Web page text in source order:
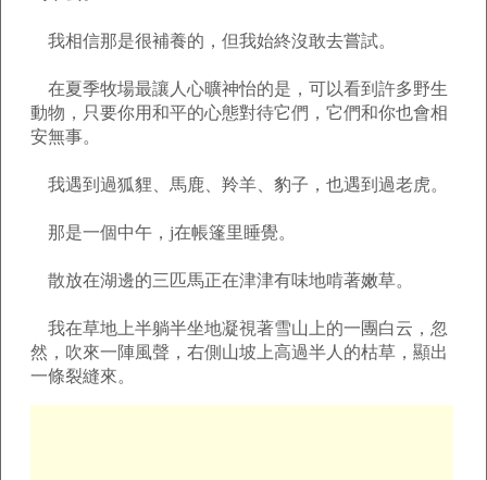
我相信那是很補養的，但我始終沒敢去嘗試。
在夏季牧場最讓人心曠神怡的是，可以看到許多野生
動物，只要你用和平的心態對待它們，它們和你也會相
安無事。
我遇到過狐貍、馬鹿、羚羊、豹子，也遇到過老虎。
那是一個中午，j在帳篷里睡覺。
散放在湖邊的三匹馬正在津津有味地啃著嫩草。
我在草地上半躺半坐地凝視著雪山上的一團白云，忽
然，吹來一陣風聲，右側山坡上高過半人的枯草，顯出
一條裂縫來。